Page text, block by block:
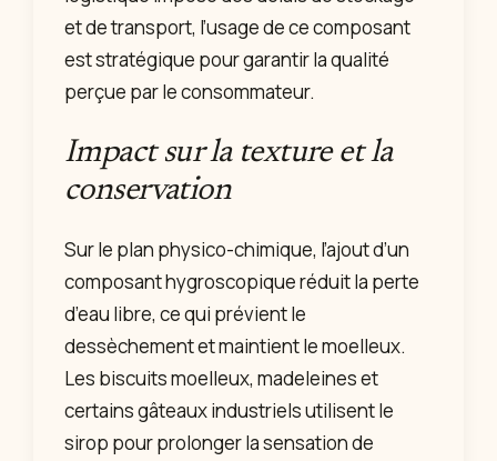
et de transport, l’usage de ce composant
est stratégique pour garantir la qualité
perçue par le consommateur.
Impact sur la texture et la
conservation
Sur le plan physico-chimique, l’ajout d’un
composant hygroscopique réduit la perte
d’eau libre, ce qui prévient le
dessèchement et maintient le moelleux.
Les biscuits moelleux, madeleines et
certains gâteaux industriels utilisent le
sirop pour prolonger la sensation de